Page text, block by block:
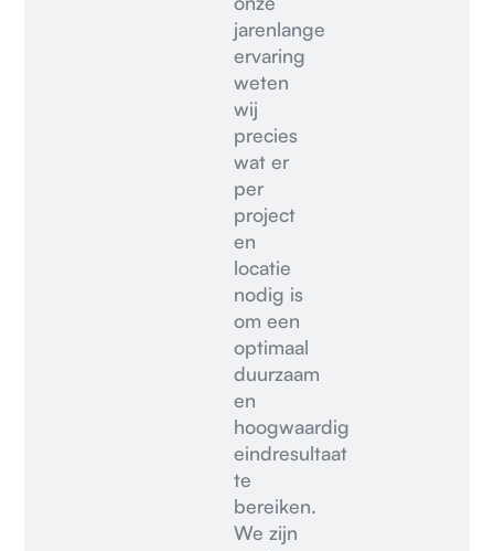
jarenlange
ervaring
weten
wij
precies
wat er
per
project
en
locatie
nodig is
om een
optimaal
duurzaam
en
hoogwaardig
eindresultaat
te
bereiken.
We zijn